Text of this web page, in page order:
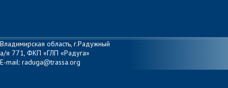
Владимирская область, г.Радужный
а/я 771, ФКП «ГЛП «Радуга»
E-mail: raduga@trassa.org